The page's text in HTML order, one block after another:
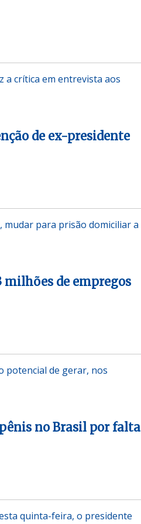
a crítica em entrevista aos
de ex-presidente
para prisão domiciliar a
milhões de empregos
potencial de gerar, nos
no Brasil por falta
quinta-feira, o presidente